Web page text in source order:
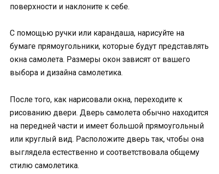
поверхности и наклоните к себе.
С помощью ручки или карандаша, нарисуйте на
бумаге прямоугольники, которые будут представлять
окна самолета. Размеры окон зависят от вашего
выбора и дизайна самолетика.
После того, как нарисовали окна, переходите к
рисованию двери. Дверь самолета обычно находится
на передней части и имеет большой прямоугольный
или круглый вид. Расположите дверь так, чтобы она
выглядела естественно и соответствовала общему
стилю самолетика.